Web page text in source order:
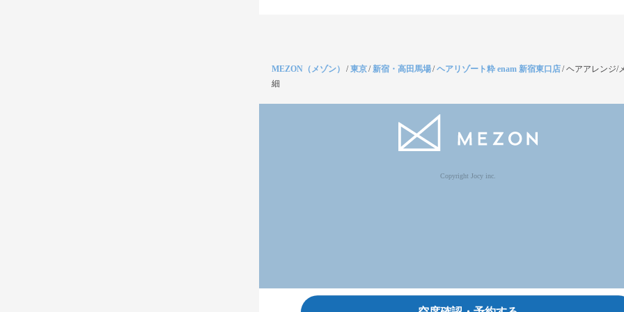
MEZON（メゾン） /東京/新宿・高田馬場/ヘアリゾート粋 enam 新宿東口店/ヘアアレンジ/
細
Copyright Jocy inc.